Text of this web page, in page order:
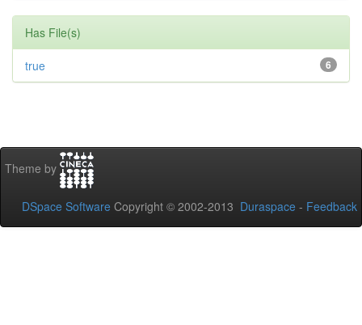
Has File(s)
6
true
Theme by
DSpace Software Copyright © 2002-2013 Duraspace - Feedback